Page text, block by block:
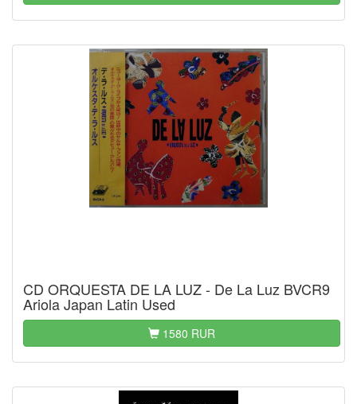
CD ORQUESTA DE LA LUZ - De La Luz BVCR9
Ariola Japan Latin Used
1580 RUR